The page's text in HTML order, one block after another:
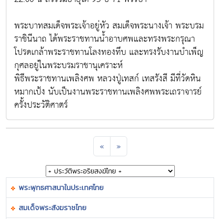
พระบาทสมเด็จพระเจ้าอยู่หัว สมเด็จพระนางเจ้า พระบรม
ราชินีนาถ ได้พระราชทานน้ำอาบศพและทรงพระกรุณา
โปรดเกล้าพระราชทานโลงทองทึบ และทรงรับงานบำเพ็ญ
กุศลอยู่ในพระบรมราชานุเคราะห์
พิธีพระราชทานเพลิงศพ หลวงปู่เทสก์ เทสรังสี มีที่วัดหิน
หมากเป้ง นับเป็นงานพระราชทานเพลิงศพพระเถราจารย์
ครั้งประวัติศาตร์
« »
พระพุทธศาสนาในประเทศไทย
สมเด็จพระสังฆราชไทย